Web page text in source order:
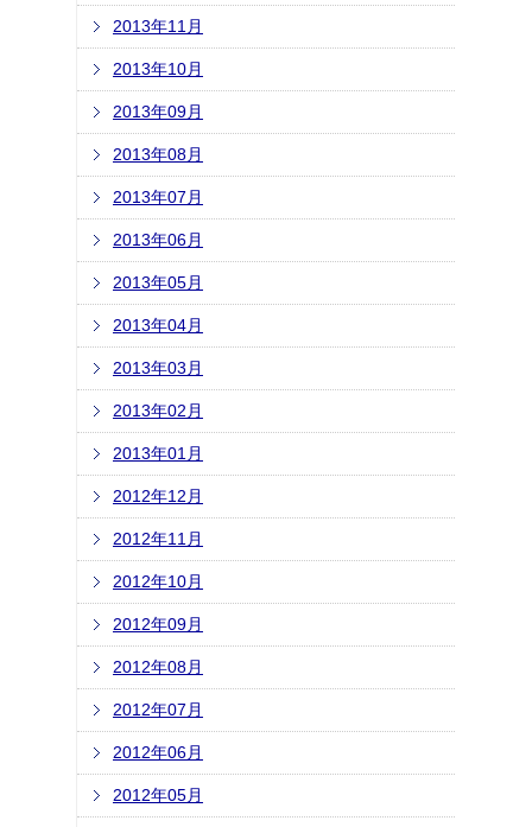
2013年11月
2013年10月
2013年09月
2013年08月
2013年07月
2013年06月
2013年05月
2013年04月
2013年03月
2013年02月
2013年01月
2012年12月
2012年11月
2012年10月
2012年09月
2012年08月
2012年07月
2012年06月
2012年05月